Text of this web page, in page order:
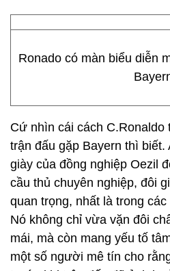
Ronado có màn biểu diễn
Cứ nhìn cái cách C.Ronaldo
trận đấu gặp Bayern thì
giày của đồng nghiệp Oezil
cầu thủ chuyên nghiệp, đôi
quan trọng, nhất là trong
Nó không chỉ vừa vặn đôi
mái, mà còn mang yếu tố
một số người mê tín cho